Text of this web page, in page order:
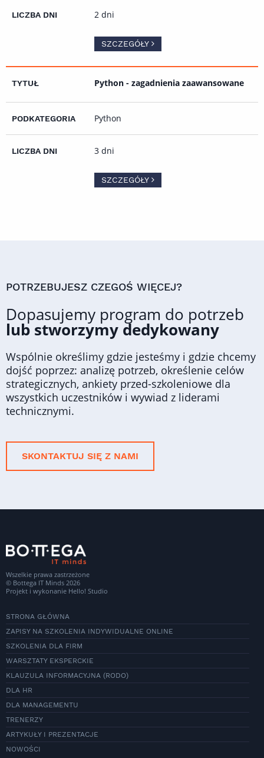
2 dni
SZCZEGÓŁY
Python - zagadnienia zaawansowane
Python
3 dni
SZCZEGÓŁY
POTRZEBUJESZ CZEGOŚ WIĘCEJ?
Dopasujemy program do potrzeb
lub stworzymy dedykowany
Wspólnie określimy gdzie jesteśmy i gdzie chcemy
dojść poprzez: analizę potrzeb, określenie celów
strategicznych, ankiety przed-szkoleniowe dla
wszystkich uczestników i wywiad z liderami
technicznymi.
SKONTAKTUJ SIĘ Z NAMI
Wszelkie prawa zastrzeżone
© Bottega IT Minds 2026
Projekt i wykonanie Hello! Studio
STRONA GŁÓWNA
ZAPISY NA SZKOLENIA INDYWIDUALNE ONLINE
SZKOLENIA DLA FIRM
WARSZTATY EKSPERCKIE
KLAUZULA INFORMACYJNA (RODO)
DLA HR
DLA MANAGEMENTU
TRENERZY
ARTYKUŁY I PREZENTACJE
NOWOŚCI